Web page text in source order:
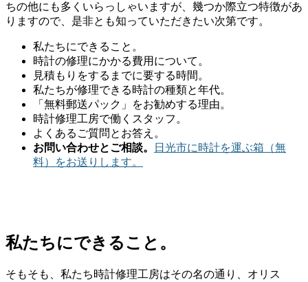
ちの他にも多くいらっしゃいますが、幾つか際立つ特徴があ
りますので、是非とも知っていただきたい次第です。
私たちにできること。
時計の修理にかかる費用について。
見積もりをするまでに要する時間。
私たちが修理できる時計の種類と年代。
「無料郵送パック」をお勧めする理由。
時計修理工房で働くスタッフ。
よくあるご質問とお答え。
お問い合わせとご相談。
日光市に時計を運ぶ箱（無
料）をお送りします。
私たちにできること。
そもそも、私たち時計修理工房はその名の通り、オリス